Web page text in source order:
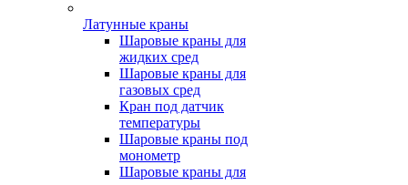
Латунные краны
Шаровые краны для
жидких сред
Шаровые краны для
газовых сред
Кран под датчик
температуры
Шаровые краны под
монометр
Шаровые краны для